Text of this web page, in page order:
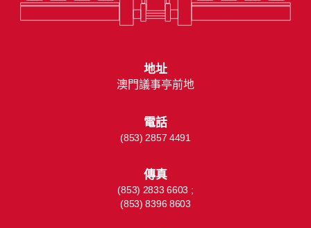
地址
澳門議事亭前地
電話
(853) 2857 4491
傳真
(853) 2833 6603 ;
(853) 8396 8603